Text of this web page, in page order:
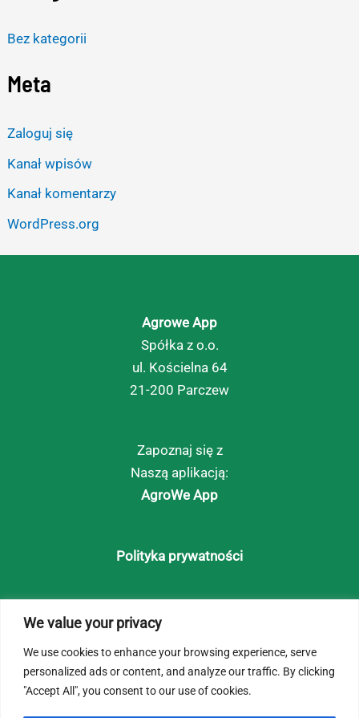
We value your privacy
We use cookies to enhance your browsing experience, serve
personalized ads or content, and analyze our traffic. By clicking
"Accept All", you consent to our use of cookies.
Bez kategorii
Meta
Zaloguj się
Kanał wpisów
Kanał komentarzy
WordPress.org
Agrowe App
Spółka z o.o.
ul. Kościelna 64
21-200 Parczew
Zapoznaj się z
Naszą aplikacją:
AgroWe App
Polityka prywatności
Strona główna
O Nas
Klaster